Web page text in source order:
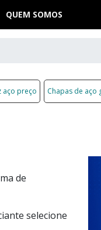
QUEM SOMOS
aço preço Chapas de aço
de
selecione